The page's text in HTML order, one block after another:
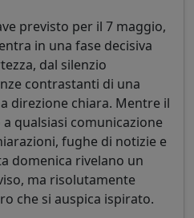
previsto per il 7 maggio,
in una fase decisiva
dal silenzio
contrastanti di una
direzione chiara. Mentre il
qualsiasi comunicazione
fughe di notizie e
domenica rivelano un
ma risolutamente
che si auspica ispirato.